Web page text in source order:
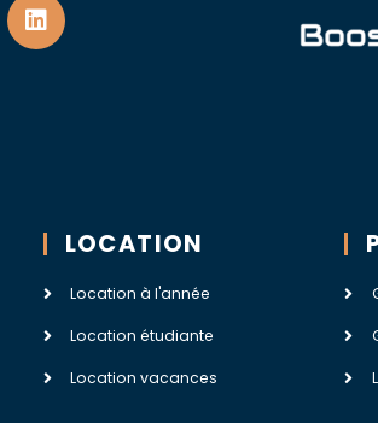
LOCATION
Location à l'année
Location étudiante
Location vacances